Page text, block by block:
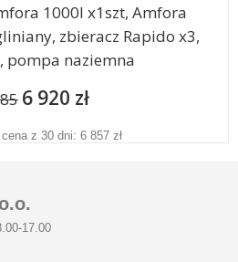
1000l x1szt, Amfora
zbieracz Rapido x3,
pompa naziemna
6 920 zł
z 30 dni: 6 857 zł
17.00